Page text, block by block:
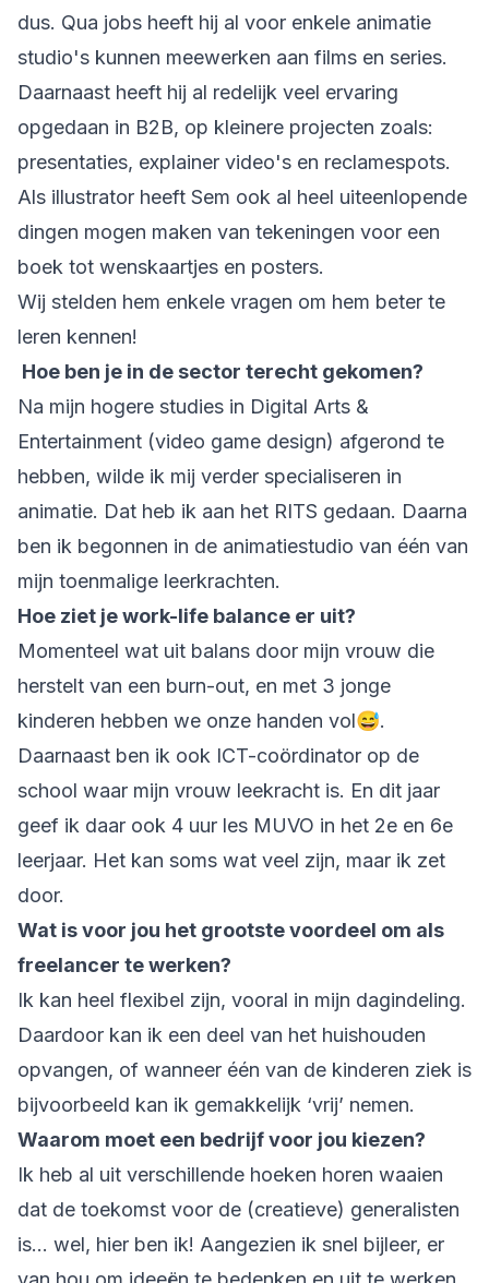
dus. Qua jobs heeft hij al voor enkele animatie
studio's kunnen meewerken aan films en series.
Daarnaast heeft hij al redelijk veel ervaring
opgedaan in B2B, op kleinere projecten zoals:
presentaties, explainer video's en reclamespots.
Als illustrator heeft Sem ook al heel uiteenlopende
dingen mogen maken van tekeningen voor een
boek tot wenskaartjes en posters.
Wij stelden hem enkele vragen om hem beter te
leren kennen!
Hoe ben je in de sector terecht gekomen?
Na mijn hogere studies in Digital Arts &
Entertainment (video game design) afgerond te
hebben, wilde ik mij verder specialiseren in
animatie. Dat heb ik aan het RITS gedaan. Daarna
ben ik begonnen in de animatiestudio van één van
mijn toenmalige leerkrachten.
Hoe ziet je work-life balance er uit?
Momenteel wat uit balans door mijn vrouw die
herstelt van een burn-out, en met 3 jonge
kinderen hebben we onze handen vol😅.
Daarnaast ben ik ook ICT-coördinator op de
school waar mijn vrouw leekracht is. En dit jaar
geef ik daar ook 4 uur les MUVO in het 2e en 6e
leerjaar. Het kan soms wat veel zijn, maar ik zet
door.
Wat is voor jou het grootste voordeel om als
freelancer te werken?
Ik kan heel flexibel zijn, vooral in mijn dagindeling.
Daardoor kan ik een deel van het huishouden
opvangen, of wanneer één van de kinderen ziek is
bijvoorbeeld kan ik gemakkelijk ‘vrij’ nemen.
Waarom moet een bedrijf voor jou kiezen?
Ik heb al uit verschillende hoeken horen waaien
dat de toekomst voor de (creatieve) generalisten
is… wel, hier ben ik! Aangezien ik snel bijleer, er